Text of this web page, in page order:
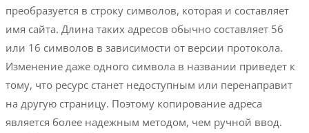
преобразуется в строку символов, которая и составляет
имя сайта. Длина таких адресов обычно составляет 56
или 16 символов в зависимости от версии протокола.
Изменение даже одного символа в названии приведет к
тому, что ресурс станет недоступным или перенаправит
на другую страницу. Поэтому копирование адреса
является более надежным методом, чем ручной ввод.